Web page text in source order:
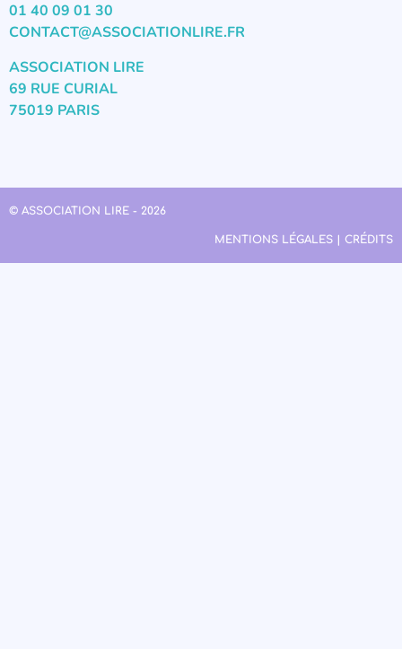
01 40 09 01 30
CONTACT@ASSOCIATIONLIRE.FR
ASSOCIATION LIRE
69 RUE CURIAL
75019 PARIS
© ASSOCIATION LIRE - 2026
MENTIONS LÉGALES | CRÉDITS